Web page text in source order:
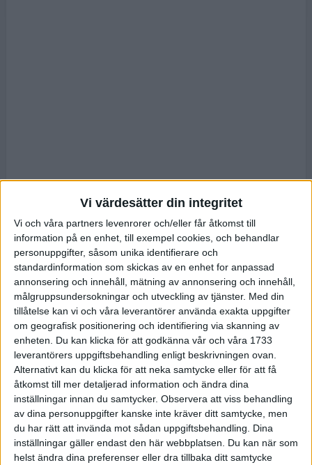
Vi värdesätter din integritet
Vi och våra partners levenrorer och/eller får åtkomst till
information på en enhet, till exempel cookies, och behandlar
personuppgifter, såsom unika identifierare och
standardinformation som skickas av en enhet for anpassad
annonsering och innehåll, mätning av annonsering och innehåll,
målgruppsundersokningar och utveckling av tjänster. Med din
tillåtelse kan vi och våra leverantörer använda exakta uppgifter
om geografisk positionering och identifiering via skanning av
enheten. Du kan klicka för att godkänna vår och våra 1733
leverantörers uppgiftsbehandling enligt beskrivningen ovan.
Alternativt kan du klicka för att neka samtycke eller för att få
åtkomst till mer detaljerad information och ändra dina
inställningar innan du samtycker. Observera att viss behandling
av dina personuppgifter kanske inte kräver ditt samtycke, men
du har rätt att invända mot sådan uppgiftsbehandling. Dina
inställningar gäller endast den här webbplatsen. Du kan när som
helst ändra dina preferenser eller dra tillbaka ditt samtycke